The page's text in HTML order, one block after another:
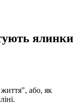
ялинки
життя", або, як